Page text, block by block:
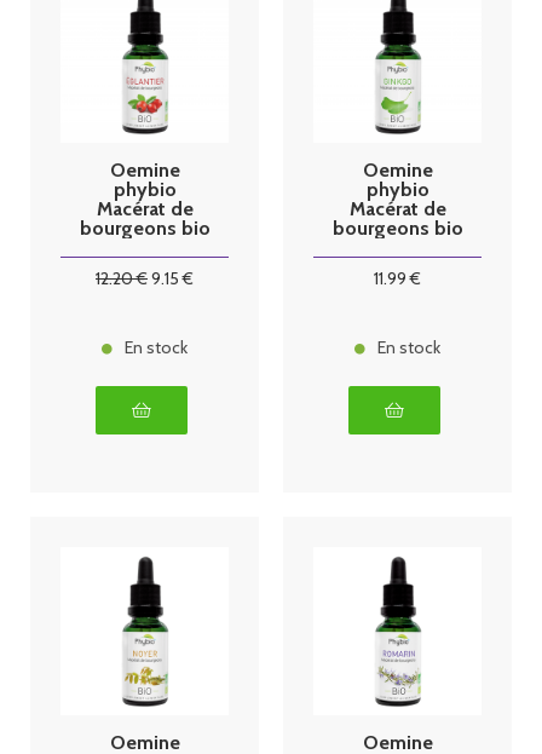
Oemine
phybio
Macérat de
bourgeons bio
12.20€9.15 €
En stock
Oemine
phybio
Macérat de
bourgeons bio
11.99 €
En stock
Oemine
Oemine